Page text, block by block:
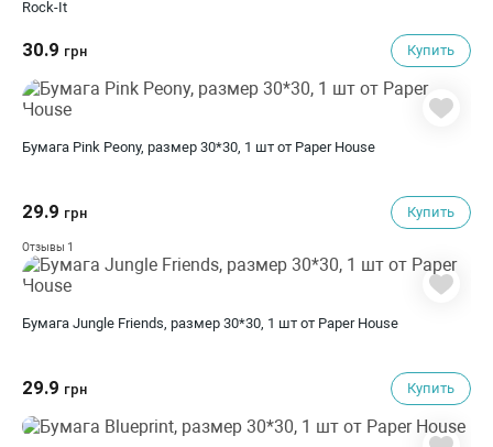
Rock-It
30.9 грн Купить
Бумага Pink Peony, размер 30*30, 1 шт от Paper House
29.9 грн Купить
Отзывы 1
Бумага Jungle Friends, размер 30*30, 1 шт от Paper House
29.9 грн Купить